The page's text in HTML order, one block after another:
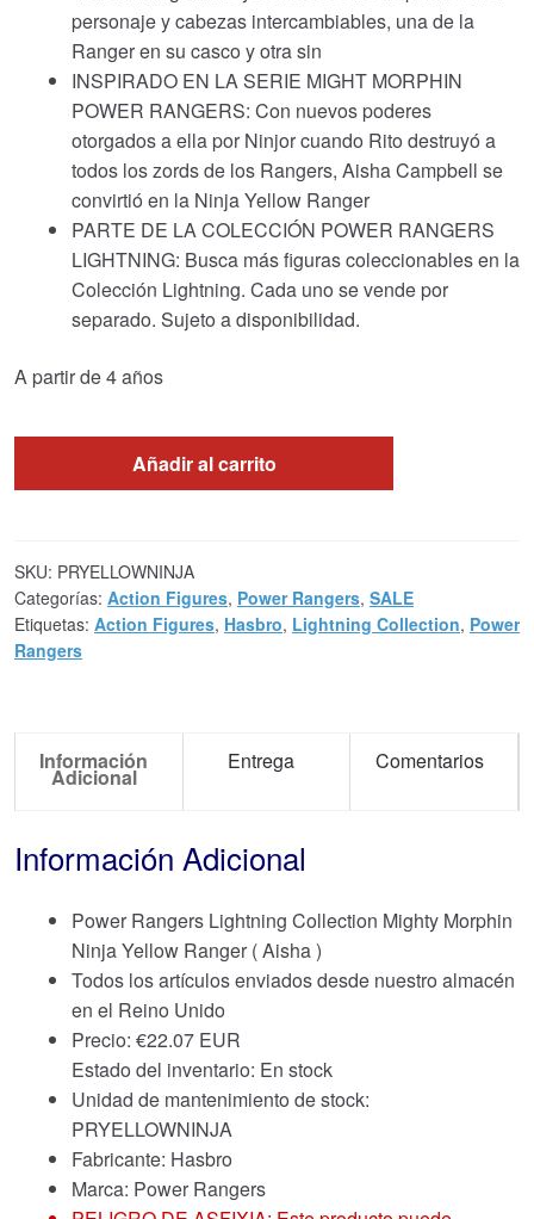
personaje y cabezas intercambiables, una de la
Ranger en su casco y otra sin
INSPIRADO EN LA SERIE MIGHT MORPHIN
POWER RANGERS: Con nuevos poderes
otorgados a ella por Ninjor cuando Rito destruyó a
todos los zords de los Rangers, Aisha Campbell se
convirtió en la Ninja Yellow Ranger
PARTE DE LA COLECCIÓN POWER RANGERS
LIGHTNING: Busca más figuras coleccionables en la
Colección Lightning. Cada uno se vende por
separado. Sujeto a disponibilidad.
A partir de 4 años
Añadir al carrito
SKU: PRYELLOWNINJA
Categorías: Action Figures, Power Rangers, SALE
Etiquetas: Action Figures, Hasbro, Lightning Collection, Power
Rangers
Información
Adicional
Entrega Comentarios
Información Adicional
Power Rangers Lightning Collection Mighty Morphin
Ninja Yellow Ranger ( Aisha )
Todos los artículos enviados desde nuestro almacén
en el Reino Unido
Precio: €22.07 EUR
Estado del inventario: En stock
Unidad de mantenimiento de stock:
PRYELLOWNINJA
Fabricante: Hasbro
Marca: Power Rangers